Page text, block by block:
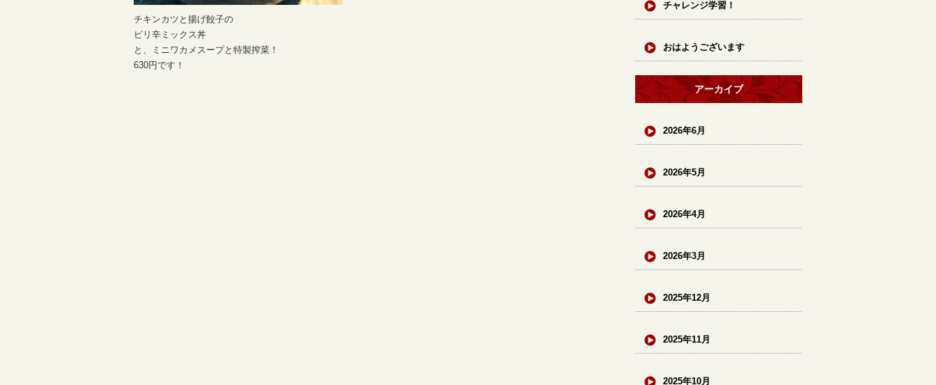
チキンカツと揚げ餃子の
ピリ辛ミックス丼
と、ミニワカメスープと特製搾菜！
630円です！
チャレンジ学習！
おはようございます
アーカイブ
2026年6月
2026年5月
2026年4月
2026年3月
2025年12月
2025年11月
2025年10月